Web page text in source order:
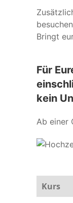
Bringt
Für
kein
Ab einer